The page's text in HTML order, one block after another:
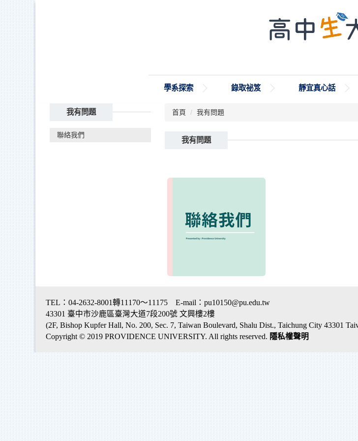
學系探索 錄取祕笈 靜宜真心話
我有問題
聯絡我們
首頁 我有問題
我有問題
TEL：04-2632-8001轉11170～11175 E-mail：pu10150@pu.edu.tw
43301 臺中市沙鹿區臺灣大道7段200號 文興樓2樓
(2F, Bishop Kupfer Hall, No. 200, Sec. 7, Taiwan Boulevard, Shalu Dist., Taichung City 43301
Copyright © 2019 PROVIDENCE UNIVERSITY. All rights reserved. 隱私權聲明